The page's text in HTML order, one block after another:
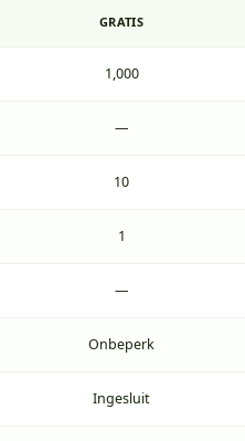
GRATIS
1,000
—
10
1
—
Onbeperk
Ingesluit